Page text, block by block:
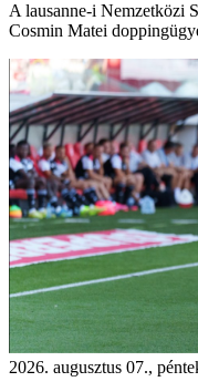
A lausanne-i Nemzetközi
Cosmin Matei
2026. augusztus 07.,